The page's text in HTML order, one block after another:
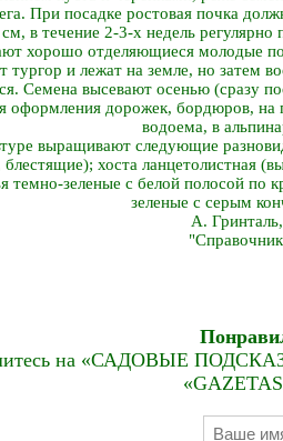
При посадке ростовая почка
в течение 2-3-х недель
хорошо отделяющиеся молодые
тургор и лежат на земле, но затем
Семена высевают осенью (сразу
оформления дорожек, бордюров, на
водоема, в
выращивают следующие
блестящие); хоста ланцетолистная
темно-зеленые с белой полосой по
зеленые с серым
А.
на «САДОВЫЕ